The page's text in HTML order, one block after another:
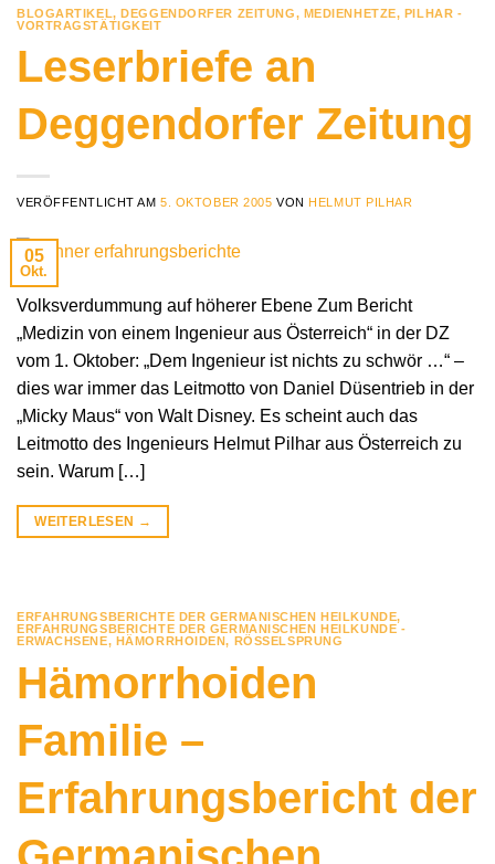
BLOGARTIKEL,DEGGENDORFER ZEITUNG, MEDIENHETZE, PILHAR -
VORTRAGSTÄTIGKEIT
Leserbriefe an
Deggendorfer Zeitung
VERÖFFENTLICHT AM5. OKTOBER 2005 VON HELMUT PILHAR
05
Okt.
Volksverdummung auf höherer Ebene Zum Bericht
„Medizin von einem Ingenieur aus Österreich“ in der DZ
vom 1. Oktober: „Dem Ingenieur ist nichts zu schwör …“ –
dies war immer das Leitmotto von Daniel Düsentrieb in der
„Micky Maus“ von Walt Disney. Es scheint auch das
Leitmotto des Ingenieurs Helmut Pilhar aus Österreich zu
sein. Warum […]
WEITERLESEN →
ERFAHRUNGSBERICHTE DER GERMANISCHEN HEILKUNDE,
ERFAHRUNGSBERICHTE DER GERMANISCHEN HEILKUNDE -
ERWACHSENE, HÄMORRHOIDEN, RÖSSELSPRUNG
Hämorrhoiden
Familie –
Erfahrungsbericht der